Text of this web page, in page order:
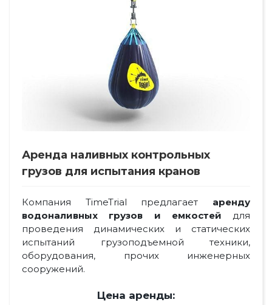
Аренда наливных контрольных
грузов для испытания кранов
Компания TimeTrial предлагает аренду
водоналивных грузов и емкостей для
проведения динамических и статических
испытаний грузоподъемной техники,
оборудования, прочих инженерных
сооружений.
Цена аренды: